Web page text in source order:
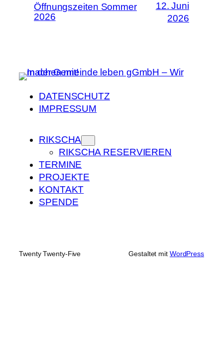
Öffnungszeiten Sommer
2026
12. Juni
2026
DATENSCHUTZ
IMPRESSUM
RIKSCHA
RIKSCHA RESERVIEREN
TERMINE
PROJEKTE
KONTAKT
SPENDE
Twenty Twenty-Five Gestaltet mit WordPress